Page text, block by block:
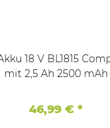
Neubestückt
mit 2,5 Ah 2500 mAh
46,99 € *